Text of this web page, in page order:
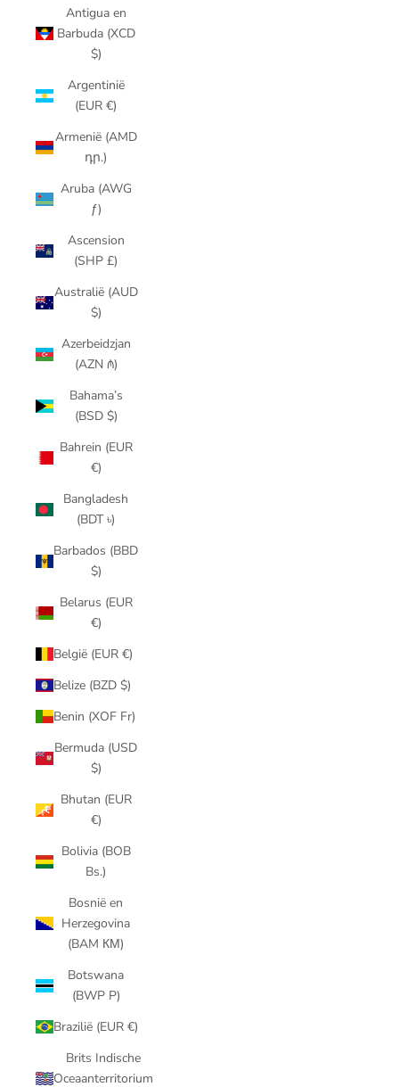
Antigua en
Barbuda (XCD
$)
Argentinië
(EUR €)
Armenië (AMD
դր.)
Aruba (AWG
ƒ)
Ascension
(SHP £)
Australië (AUD
$)
Azerbeidzjan
(AZN ₼)
Bahama’s
(BSD $)
Bahrein (EUR
€)
Bangladesh
(BDT ৳)
Barbados (BBD
$)
Belarus (EUR
€)
België (EUR €)
Belize (BZD $)
Benin (XOF Fr)
Bermuda (USD
$)
Bhutan (EUR
€)
Bolivia (BOB
Bs.)
Bosnië en
Herzegovina
(BAM КМ)
Botswana
(BWP P)
Brazilië (EUR €)
Brits Indische
Oceaanterritorium